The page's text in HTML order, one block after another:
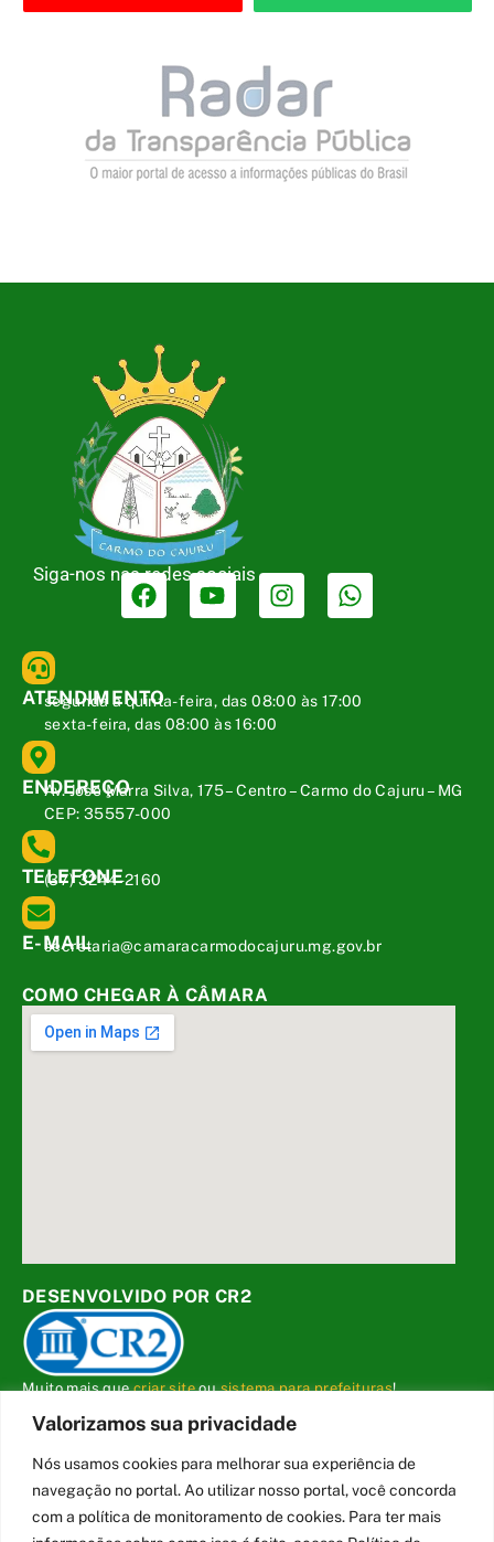
Valorizamos sua privacidade
Nós usamos cookies para melhorar sua experiência de
navegação no portal. Ao utilizar nosso portal, você concorda
com a política de monitoramento de cookies. Para ter mais
Siga-nos nas redes sociais
ATENDIMENTO
segunda a quinta-feira, das 08:00 às 17:00
sexta-feira, das 08:00 às 16:00
ENDEREÇO
Av. José Marra Silva, 175 – Centro – Carmo do Cajuru – MG
CEP: 35557-000
TELEFONE
(37) 3244-2160
E-MAIL
secretaria@camaracarmodocajuru.mg.gov.br
COMO CHEGAR À CÂMARA
DESENVOLVIDO POR CR2
Muito mais quecriar siteousistema para prefeituras!
contrato que todas as exigências dasleis de transparência
Conheça oPNTPe oRadar da Transparência Pública